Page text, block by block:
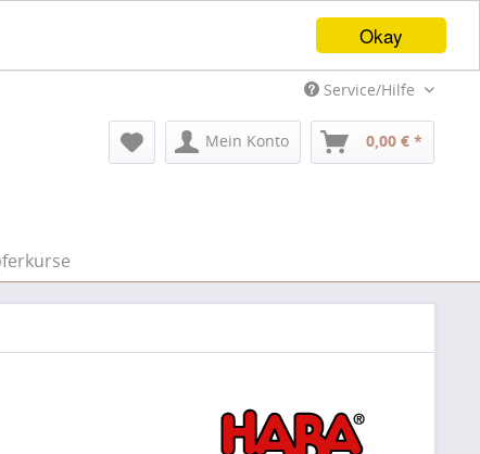
Okay
Service/Hilfe
Mein Konto 0,00 € *